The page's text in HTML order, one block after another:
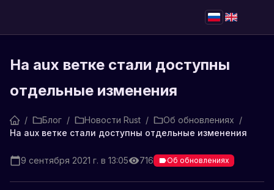
На aux ветке стали доступны
отдельные изменения
/ Блог / Новости Rust / Об обновлениях /
На aux ветке стали доступны отдельные изменения
9 сентября 2021 г. в 13:05 716 Об обновлениях